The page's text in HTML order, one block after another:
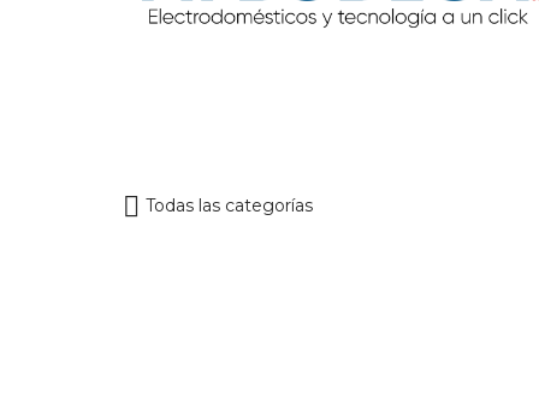
Todas las categorías